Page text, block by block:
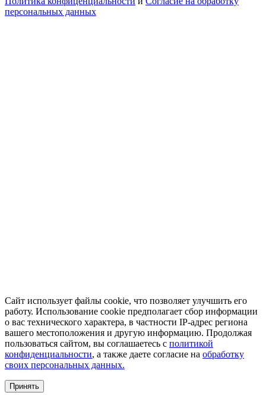
персональных данных
Сайт использует файлы cookie, что позволяет улучшить его
работу. Использование cookie предполагает сбор информации
о вас технического характера, в частности IP-адрес региона
вашего местоположения и другую информацию. Продолжая
пользоваться сайтом, вы соглашаетесь с политикой
конфиденциальности, а также даете согласие на обработку
своих персональных данных.
Принять